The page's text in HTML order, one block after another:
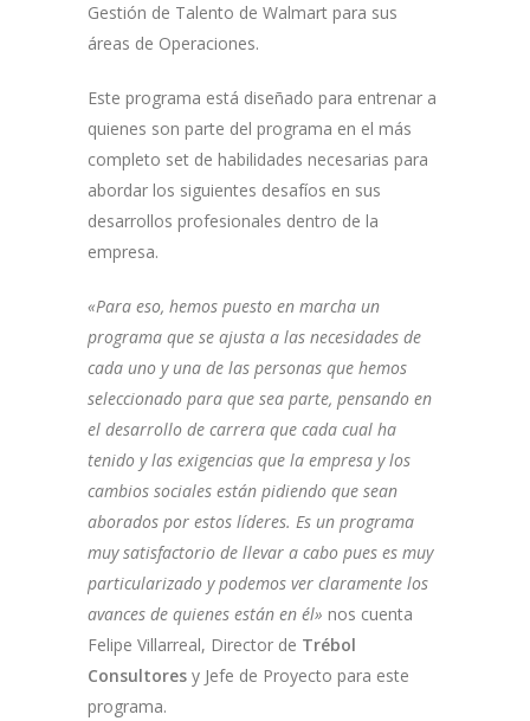
Gestión de Talento de Walmart para sus
áreas de Operaciones.
Este programa está diseñado para entrenar a
quienes son parte del programa en el más
completo set de habilidades necesarias para
abordar los siguientes desafíos en sus
desarrollos profesionales dentro de la
empresa.
«Para eso, hemos puesto en marcha un
programa que se ajusta a las necesidades de
cada uno y una de las personas que hemos
seleccionado para que sea parte, pensando en
el desarrollo de carrera que cada cual ha
tenido y las exigencias que la empresa y los
cambios sociales están pidiendo que sean
aborados por estos líderes. Es un programa
muy satisfactorio de llevar a cabo pues es muy
particularizado y podemos ver claramente los
avances de quienes están en él» nos cuenta
Felipe Villarreal, Director de Trébol
Consultores y Jefe de Proyecto para este
programa.